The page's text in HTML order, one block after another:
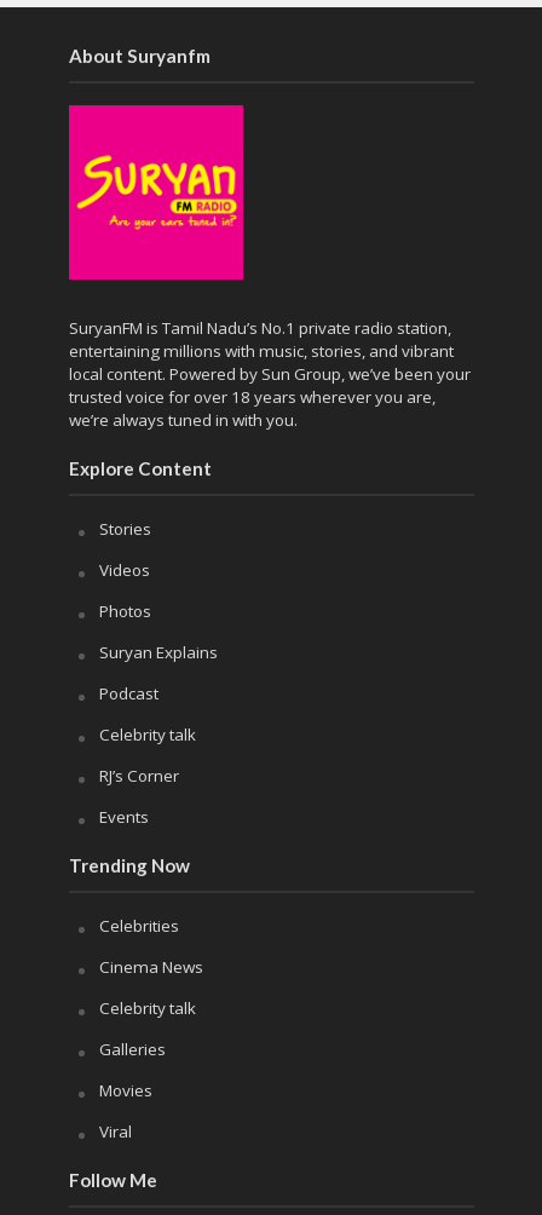
About Suryanfm
SuryanFM is Tamil Nadu’s No.1 private radio station,
entertaining millions with music, stories, and vibrant
local content. Powered by Sun Group, we’ve been your
trusted voice for over 18 years wherever you are,
we’re always tuned in with you.
Explore Content
Stories
Videos
Photos
Suryan Explains
Podcast
Celebrity talk
RJ’s Corner
Events
Trending Now
Celebrities
Cinema News
Celebrity talk
Galleries
Movies
Viral
Follow Me